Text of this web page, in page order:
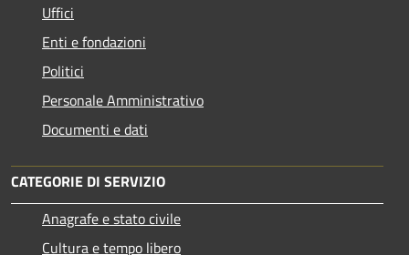
Uffici
Enti e fondazioni
Politici
Personale Amministrativo
Documenti e dati
CATEGORIE DI SERVIZIO
Anagrafe e stato civile
Cultura e tempo libero